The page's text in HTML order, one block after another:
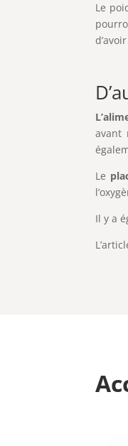
Le
avant
Le
Il y a